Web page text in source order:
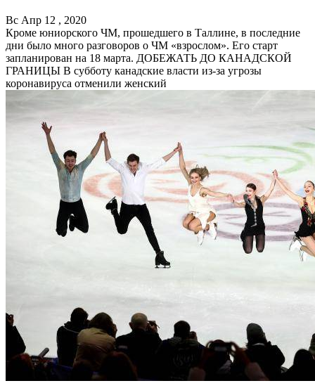
Вс Апр 12 , 2020
Кроме юниорского ЧМ, прошедшего в Таллине, в последние
дни было много разговоров о ЧМ «взрослом». Его старт
запланирован на 18 марта. ДОБЕЖАТЬ ДО КАНАДСКОЙ
ГРАНИЦЫ В субботу канадские власти из-за угрозы
коронавируса отменили женский